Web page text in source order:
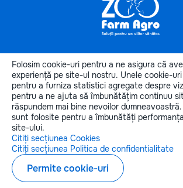
Copyright © 2026
Elaborarea siteului -
Informaţiiutile
Categoriile produselor
Categorii de animale
Contactele noastre
Folosim cookie-uri pentru a ne asigura că
experiență pe site-ul nostru. Unele cookie-
pentru a furniza statistici agregate despre
pentru a ne ajuta să îmbunătățim continuu
răspundem mai bine nevoilor
sunt folosite pentru a îmbunătăți
site-ului.
Citiți secțiunea Cookies
Citiți secțiunea Politica de confidentialitate
Permite cookie-uri